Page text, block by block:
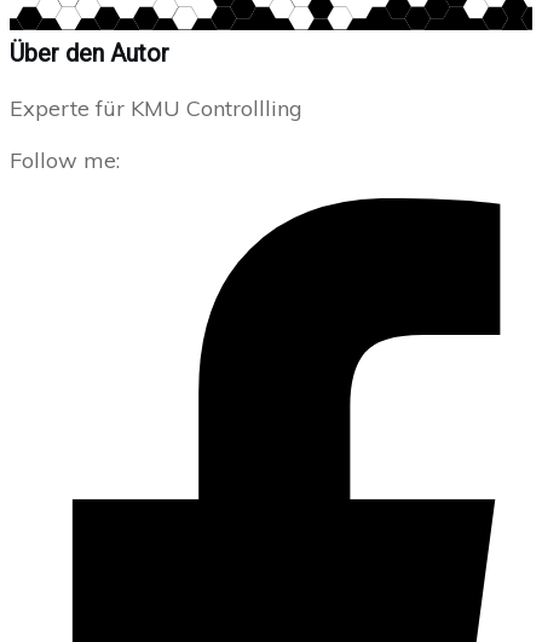
Über den Autor
Experte für KMU Controllling
Follow me: